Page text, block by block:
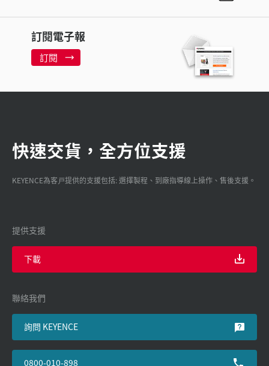
訂閱電子報
訂閱
快速交貨，全方位支援
KEYENCE為客戸提供的支援包括: 選擇製程、到廠指導線上操作、售後支援。
提供支援
下載
聯絡我們
詢問 KEYENCE
0800-010-898